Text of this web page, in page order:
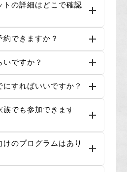
トの詳細はどこで確認
できますか？
ですか？
にすればいいですか？
族でも参加できます
けのプログラムはあり